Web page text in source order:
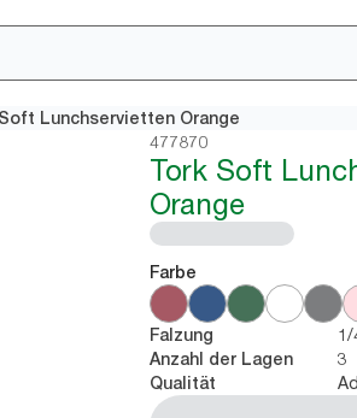
Lunchservietten Orange
477870
Tork Soft
Orange
Farbe
Falzung 1/
Anzahl der Lagen 3
Qualität